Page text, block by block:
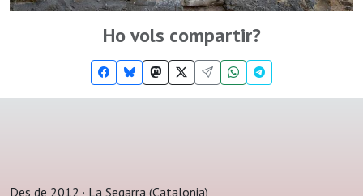
Ho vols compartir?
Des de 2012 · La Segarra (Catalonia)